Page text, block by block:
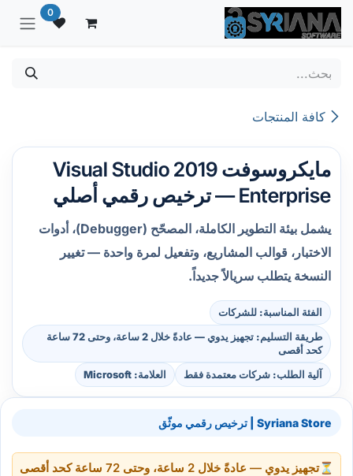
تخطي للذهاب إلى المحتوى 0
كافة المنتجات
مايكروسوفت Visual Studio 2019
Enterprise — ترخيص رقمي أصلي
يشمل بيئة التطوير الكاملة، المصحّح (Debugger)، أدوات
الاختبار، قوالب المشاريع، وتفعيل لمرة واحدة — تغيير
النسخة يتطلب سريالاً جديداً.
الفئة المناسبة: للشركات
طريقة التسليم: تجهيز يدوي — عادةً خلال 2 ساعة، وحتى 72 ساعة
كحد أقصى
آلية الطلب: شركات معتمدة فقط العلامة: Microsoft
Syriana Store | ترخيص رقمي موثّق
⏳تجهيز يدوي — عادةً خلال 2 ساعة، وحتى 72 ساعة كحد أقصى